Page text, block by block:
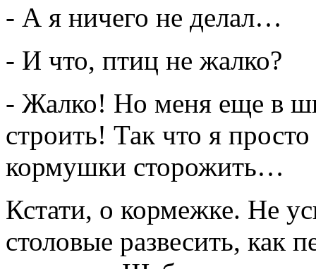
- А я ничего не делал…
- И что, птиц не жалко?
- Жалко! Но меня еще в
строить! Так что я
кормушки сторожить…
Кстати, о кормежке. Не
столовые развесить, как